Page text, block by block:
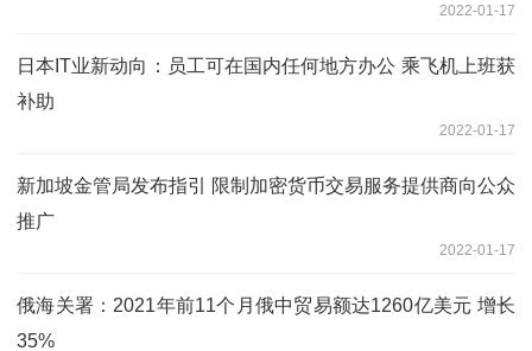
2022-01-17
日本IT业新动向：员工可在国内任何地方办公 乘飞机上班获
补助
2022-01-17
新加坡金管局发布指引 限制加密货币交易服务提供商向公众
推广
2022-01-17
俄海关署：2021年前11个月俄中贸易额达1260亿美元 增长
35%